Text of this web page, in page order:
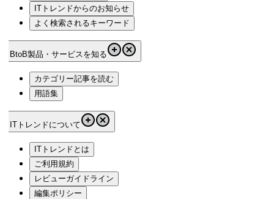
ITトレンドからのお知らせ
よく検索されるキーワード
BtoB製品・サービスを知る
カテゴリー記事を読む
用語集
ITトレンドについて
ITトレンドとは
ご利用規約
レビューガイドライン
編集ポリシー